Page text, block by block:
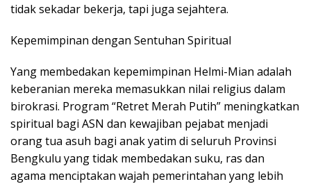
tidak sekadar bekerja, tapi juga sejahtera.
​Kepemimpinan dengan Sentuhan Spiritual
​Yang membedakan kepemimpinan Helmi-Mian adalah
keberanian mereka memasukkan nilai religius dalam
birokrasi. Program “Retret Merah Putih” meningkatkan
spiritual bagi ASN dan kewajiban pejabat menjadi
orang tua asuh bagi anak yatim di seluruh Provinsi
Bengkulu yang tidak membedakan suku, ras dan
agama menciptakan wajah pemerintahan yang lebih